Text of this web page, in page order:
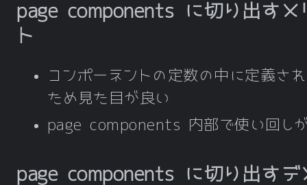
page components に切り出すメ
ト
コンポーネントの定数の中に定義さ
ため見た目が良い
page components 内部で使い回し
page components に切り出すデ